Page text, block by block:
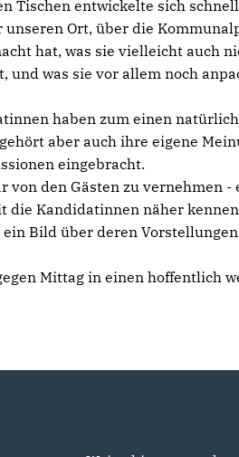
Tischen entwickelte sich schnell
unseren Ort, über die
hat, was sie vielleicht auch
und was sie vor allem noch
haben zum einen natürlich
aber auch ihre eigene
eingebracht.
von den Gästen zu vernehmen -
die Kandidatinnen näher
Bild über deren
Mittag in einen hoffentlich